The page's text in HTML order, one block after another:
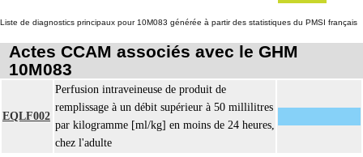
Liste de diagnostics principaux pour 10M083 générée à partir des statistiques du PMSI français
Actes CCAM associés avec le GHM
10M083
EQLF002
Perfusion intraveineuse de produit de
remplissage à un débit supérieur à 50 millilitres
par kilogramme [ml/kg] en moins de 24 heures,
chez l'adulte